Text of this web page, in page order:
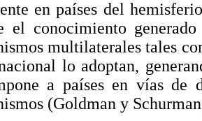
en países del
el conocimiento
multilaterales tales
lo adoptan,
a países en vías de
(Goldman y